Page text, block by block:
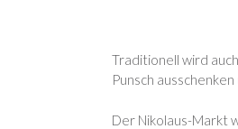
Traditionell wird
Punsch
Der Nikolaus-Markt